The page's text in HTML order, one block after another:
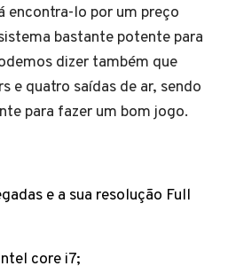
encontra-lo por um preço
bastante potente para
dizer também que
e quatro saídas de ar, sendo
para fazer um bom jogo.
e a sua resolução Full
core i7;